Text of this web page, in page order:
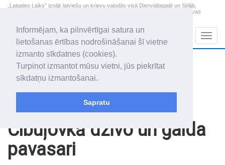
Informējam, ka pilnvērtīgai satura un
lietošanas ērtības nodrošināšanai šī vietne
izmanto sīkdatnes (cookies).
Turpinot izmantot mūsu vietni, jūs piekrītat
sīkdatņu izmantošanai.
Sapratu
„Latgales Laiks” iznāk latviešu un krievu valodās visā Dienvidlatgalē un Sēlijā,
„Latgales Laiks” latviešu valodā aptver Daugavpils valstspilsētu, Augšdaugavas
2026. gada 7. augusts
Piektdiena
Alfrēds, Fredis, Madars
+21.0
Cibuļovkā dzīvo un gaida
pavasari